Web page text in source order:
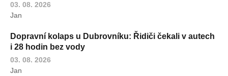
03. 08. 2026
Jan
Dopravní kolaps u Dubrovníku: Řidiči čekali v autech
i 28 hodin bez vody
03. 08. 2026
Jan